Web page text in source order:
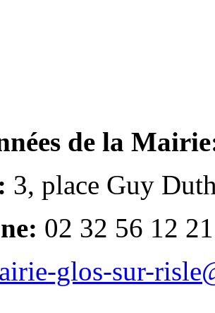
de la
3, place Guy
02 32 56 12 21
glos-sur-